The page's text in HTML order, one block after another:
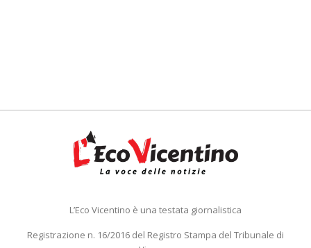
L’Eco Vicentino è una testata giornalistica
Registrazione n. 16/2016 del Registro Stampa del Tribunale di